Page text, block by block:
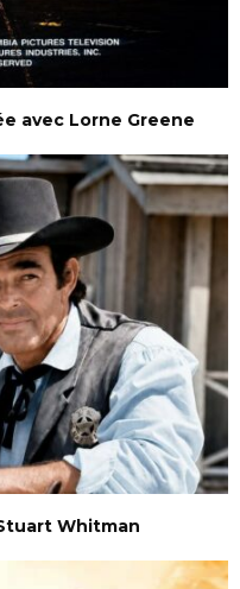
avec Lorne Greene
Whitman